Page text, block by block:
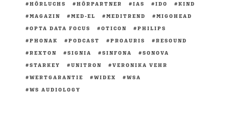
HÖRLUCHS
HÖRPARTNER IAS IDO
KIND
MAGAZIN
MED-EL MEDITREND
MIGOHEAD
OPTA DATA FOCUS
OTICON
PHILIPS
PHONAK
PODCAST PROAURIS
RESOUND
REXTON
SIGNIA SINFONA
SONOVA
STARKEY
UNITRON
VERONIKA VEHR
WERTGARANTIE
WIDEX
WSA
WS AUDIOLOGY